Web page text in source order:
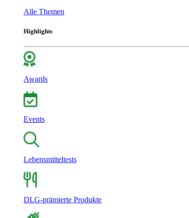
Alle Themen
Highlights
Awards
Events
Lebensmitteltests
DLG-prämierte Produkte